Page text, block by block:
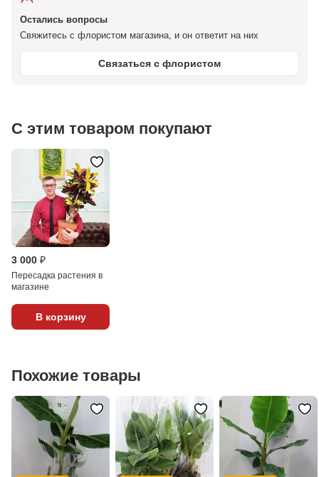
Остались вопросы
Свяжитесь с флористом магазина, и он ответит на них
Связаться с флористом
С этим товаром покупают
3 000 ₽
Пересадка растения в
магазине
В корзину
Похожие товары